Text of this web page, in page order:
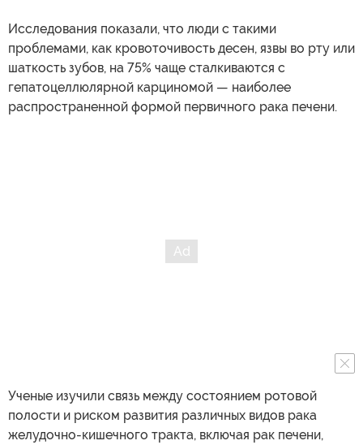
Исследования показали, что люди с такими
проблемами, как кровоточивость десен, язвы во рту или
шаткость зубов, на 75% чаще сталкиваются с
гепатоцеллюлярной карциномой — наиболее
распространенной формой первичного рака печени.
Ученые изучили связь между состоянием ротовой
полости и риском развития различных видов рака
желудочно-кишечного тракта, включая рак печени,